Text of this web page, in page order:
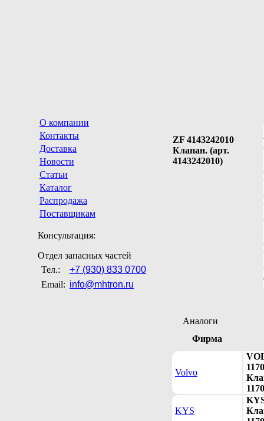
О компании
Контакты
Доставка
Новости
Статьи
Каталог
Распродажа
Поставщикам
Консультация:
Отдел запасных частей
Тел.:
+7 (930) 833 0700
Email: info@mhtron.ru
ZF 4143242010
Клапан. (арт.
4143242010)
Аналоги
Фирма
Volvo
KYS